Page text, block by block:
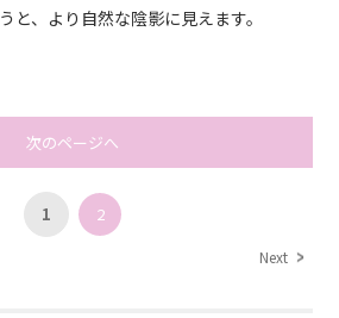
と、より自然な陰影に見えます。
次のページへ
1 2
Next